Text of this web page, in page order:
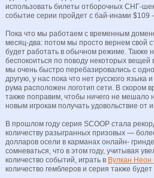
использовать билеты отборочных СНГ-
событие серии пройдет с бай-инами
Пока что мы работаем с временным
месяц-два: потом мы просто вернем свой
будет работать в обычном режиме. Также
беспокоиться по поводу некоторых вещей
мы очень быстро перебазировались с
другую, у нас пока что нет русского языка
рума расположен логотип сети. В скором
также поправим, чтобы ничего не
новым игрокам получать удовольствие от
В прошлом году серия SCOOP стала
количеству разыгранных призовых —
долларов осели в карманах онлайн-
сомневаться, что в этом году, учитывая
количество событий, играть в Вулкан Неон
количество гемблеров и серия также